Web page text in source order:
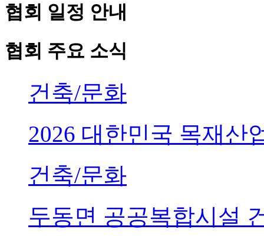
협회 일정 안내
협회 주요 소식
건축/문화
2026 대한민국 목재산
건축/문화
두동면 공공복합시설